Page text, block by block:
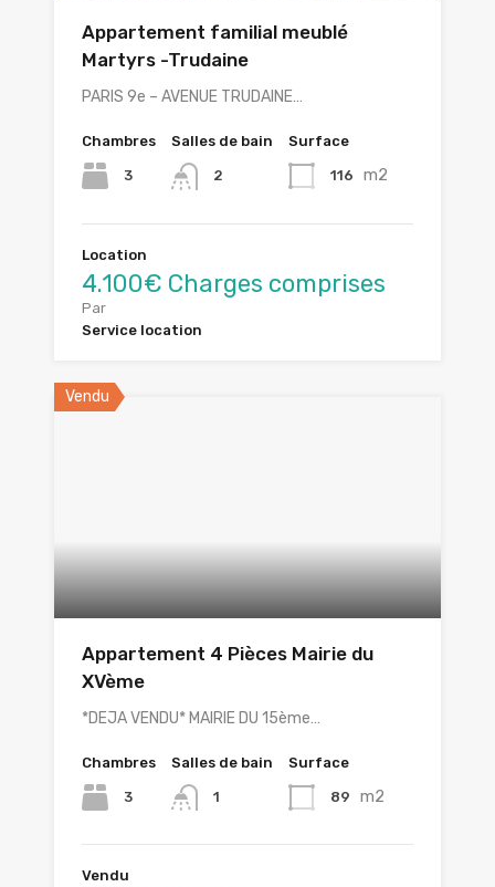
Appartement familial meublé
Martyrs -Trudaine
PARIS 9e – AVENUE TRUDAINE…
Chambres
3
Salles de bain
2
Surface
116 m2
Location
4.100€ Charges comprises
Par
Service location
Vendu
Appartement 4 Pièces Mairie du
XVème
*DEJA VENDU* MAIRIE DU 15ème…
Chambres
3
Salles de bain
1
Surface
89 m2
Vendu